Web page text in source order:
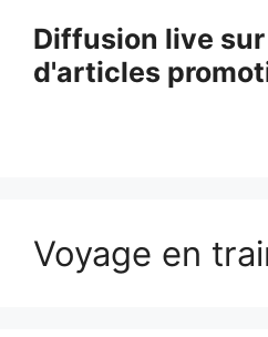
contenu
Diffusion live
d'articles
Voyage en